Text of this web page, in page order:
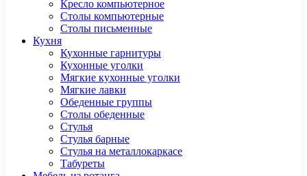
Кресло компьютерное
Столы компьютерные
Столы письменные
Кухня
Кухонные гарнитуры
Кухонные уголки
Мягкие кухонные уголки
Мягкие лавки
Обеденные группы
Столы обеденные
Стулья
Стулья барные
Стулья на металлокаркасе
Табуреты